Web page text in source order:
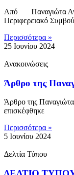
Από Παναγιώτα
Περιφερειακό
Περισσότερα »
25 Ιουνίου 2024
Ανακοινώσεις
Άρθρο της
Άρθρο της
επισκέφθηκε
Περισσότερα »
5 Ιουνίου 2024
Δελτία Τύπου